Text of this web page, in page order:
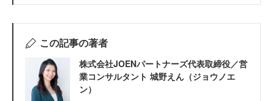
この記事の著者
株式会社JOENパートナーズ代表取締役／営
業コンサルタント 城野えん（ジョウノエ
ン）